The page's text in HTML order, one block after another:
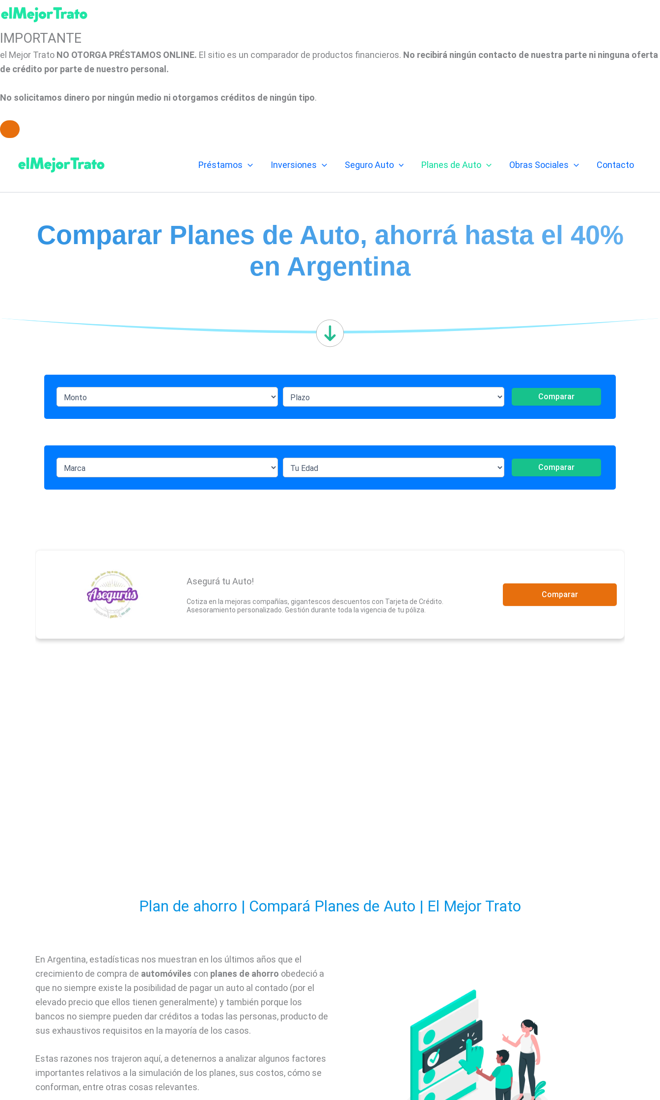
IMPORTANTE
el Mejor Trato NO OTORGA PRÉSTAMOS ONLINE. El sitio es un comparador de productos financieros. No recibirá ningún contacto de nuestra parte ni ninguna oferta
de crédito por parte de nuestro personal.
No solicitamos dinero por ningún medio ni otorgamos créditos de ningún tipo.
contenido
Préstamos Inversiones Seguro Auto Planes de Auto Obras Sociales Contacto
Comparar Planes de Auto, ahorrá hasta el 40%
en Argentina
Comparar
Comparar
Asegurá tu Auto!
Cotiza en la mejoras compañías, gigantescos descuentos con Tarjeta de Crédito.
Asesoramiento personalizado. Gestión durante toda la vigencia de tu póliza.
Comparar
Plan de ahorro | Compará Planes de Auto | El Mejor Trato
En Argentina, estadísticas nos muestran en los últimos años que el
crecimiento de compra de automóviles con planes de ahorro obedeció a
que no siempre existe la posibilidad de pagar un auto al contado (por el
elevado precio que ellos tienen generalmente) y también porque los
bancos no siempre pueden dar créditos a todas las personas, producto de
sus exhaustivos requisitos en la mayoría de los casos.
Estas razones nos trajeron aquí, a detenernos a analizar algunos factores
importantes relativos a la simulación de los planes, sus costos, cómo se
conforman, entre otras cosas relevantes.